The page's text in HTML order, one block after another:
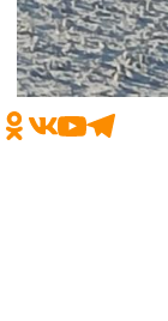
+7 (35161)